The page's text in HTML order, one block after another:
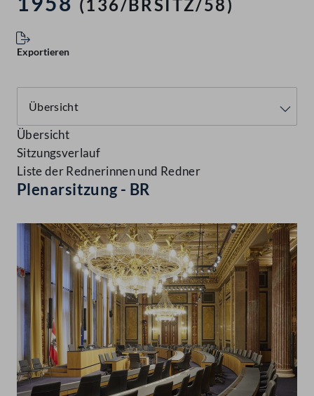
(136/BRSITZ/58)
Exportieren
Übersicht
Sitzungsverlauf
Liste der Rednerinnen und Redner
Plenarsitzung - BR